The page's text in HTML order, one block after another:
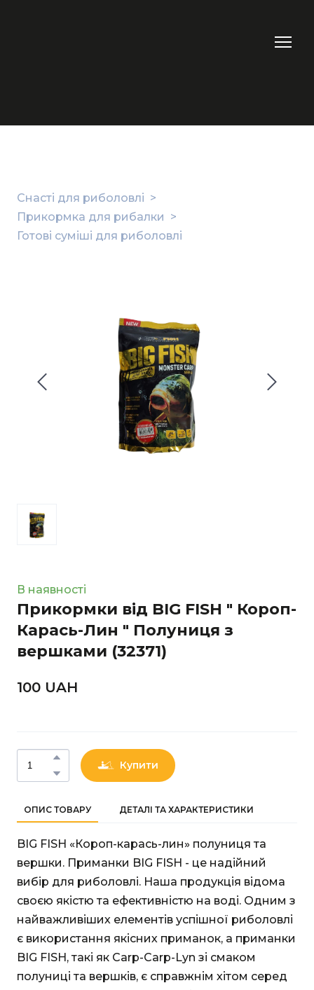
Снасті для риболовлі
Прикормка для рибалки
Готові суміші для риболовлі
В наявності
Прикормки від BIG FISH " Короп-
Карась-Лин " Полуниця з
вершками (32371)
100 UAН
Купити
ОПИС ТОВАРУ ДЕТАЛІ ТА ХАРАКТЕРИСТИКИ
BIG FISH «Короп-карась-лин» полуниця та
вершки. Приманки BIG FISH - це надійний
вибір для риболовлі. Наша продукція відома
своєю якістю та ефективністю на воді. Одним з
найважливіших елементів успішної риболовлі
є використання якісних приманок, а приманки
BIG FISH, такі як Carp-Carp-Lyn зі смаком
полуниці та вершків, є справжнім хітом серед